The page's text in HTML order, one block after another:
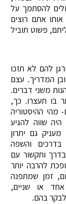
להסתמך על
אתם רוצים
פשוט תוביל
להם לא תזכו
המדריך. עצם
משני דברים.
בו תעצרו. כך,
מהי ההיסטוריה
שווה להגיע
גם יתרון
בדרכים והשפה
ותקשור עם
להרבה יותר
זמן שמתפנה
או שניים,
בהם.